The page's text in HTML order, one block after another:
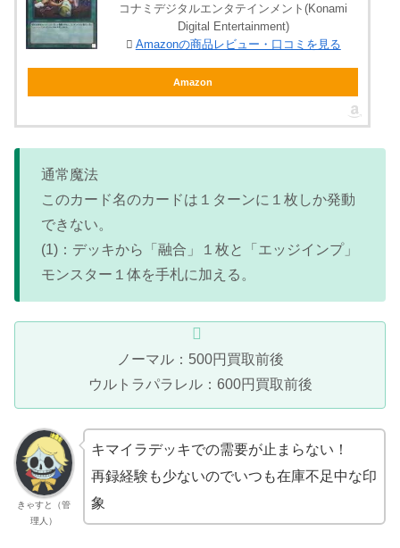
コナミデジタルエンタテインメント(Konami
Digital Entertainment)
Amazonの商品レビュー・口コミを見る
Amazon
通常魔法
このカード名のカードは１ターンに１枚しか発動
できない。
(1)：デッキから「融合」１枚と「エッジインプ」
モンスター１体を手札に加える。
ノーマル：500円買取前後
ウルトラパラレル：600円買取前後
きゃすと（管
理人）
キマイラデッキでの需要が止まらない！
再録経験も少ないのでいつも在庫不足中な印
象